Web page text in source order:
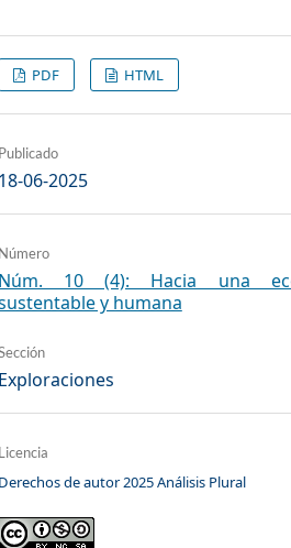
PDF HTML
06-2025
10 (4): Hacia una
y humana
de autor 2025 Análisis Plural